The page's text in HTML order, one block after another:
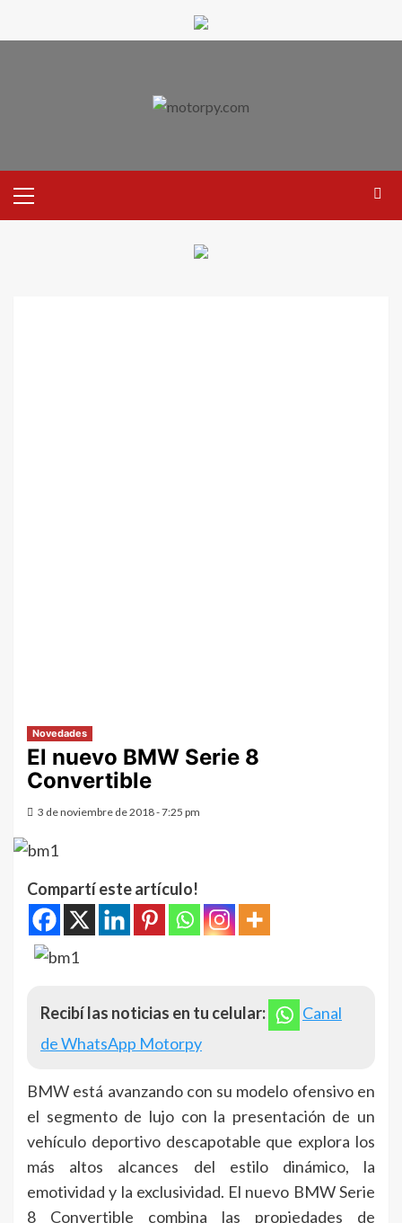
Novedades
El nuevo BMW Serie 8
Convertible
3 de noviembre de 2018 - 7:25 pm
Compartí este artículo!
Recibí las noticias en tu celular:
Canal
de WhatsApp Motorpy
BMW está avanzando con su modelo ofensivo en
el segmento de lujo con la presentación de un
vehículo deportivo descapotable que explora los
más altos alcances del estilo dinámico, la
emotividad y la exclusividad. El nuevo BMW Serie
8 Convertible combina las propiedades de